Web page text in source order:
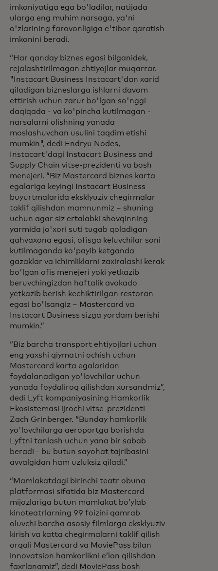
imkoniyatiga ega bo'ladilar, natijada
ularga eng muhim narsaga, ya'ni
o'zlarining farovonligiga e'tibor qaratish
imkonini beradi.
“Har qanday biznes egasi bilganidek,
rejalashtirilmagan ehtiyojlar muqarrar.
"Instacart Business Instacart'dan xarid
qiladigan bizneslarga ishlarni davom
ettirish uchun zarur bo'lgan so'nggi
daqiqada - va ko'pincha kutilmagan -
narsalarni olishning yanada
moslashuvchan usulini taqdim etishi
mumkin", dedi Endryu Nodes,
Instacart'dagi Instacart Business and
Supply Chain vitse-prezidenti va bosh
menejeri. “Biz Mastercard biznes karta
egalariga keyingi Instacart Business
buyurtmalarida eksklyuziv chegirmalar
taklif qilishdan mamnunmiz – shuning
uchun agar siz ertalabki shovqinning
yarmida jo'xori suti tugab qoladigan
qahvaxona egasi, ofisga keluvchilar soni
kutilmaganda ko'payib ketganda
gazaklar va ichimliklarni zaxiralashi kerak
bo'lgan ofis menejeri yoki yetkazib
beruvchingizdan haftalik avokado
yetkazib berish kechiktirilgan restoran
egasi bo'lsangiz – Mastercard va
Instacart Business sizga yordam berishi
mumkin.”
“Biz barcha transport ehtiyojlari uchun
eng yaxshi qiymatni ochish uchun
Mastercard karta egalaridan
foydalanadigan yo'lovchilar uchun
yanada foydaliroq qilishdan xursandmiz”,
dedi Lyft kompaniyasining Hamkorlik
Ekosistemasi ijrochi vitse-prezidenti
Zach Grinberger. “Bunday hamkorlik
yo'lovchilarga aeroportga borishda
Lyftni tanlash uchun yana bir sabab
beradi - bu butun sayohat tajribasini
avvalgidan ham uzluksiz qiladi.”
“Mamlakatdagi birinchi teatr obuna
platformasi sifatida biz Mastercard
mijozlariga butun mamlakat boʻylab
kinoteatrlarning 99 foizini qamrab
oluvchi barcha asosiy filmlarga eksklyuziv
kirish va katta chegirmalarni taklif qilish
orqali Mastercard va MoviePass bilan
innovatsion hamkorlikni eʼlon qilishdan
faxrlanamiz”, dedi MoviePass bosh